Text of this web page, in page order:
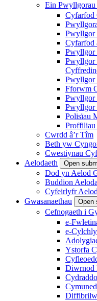
Ein Pwyllgorau
Cyfarfod
Pwyllgor
Cyfarfod
Pwyllgor
Pwyllgor
Fforwm
Pwyllgor
Pwyllgor
Polisïau
Proffiliau
Cwrdd â’r Tîm
Beth yw
Cwestiynau
Aelodaeth
Open
Dod yn Aelod
Buddion
Cyfeirlyfr
Gwasanaethau
Open
Cefnogaeth i
e-
e-
Ystorfa
Diwrnod